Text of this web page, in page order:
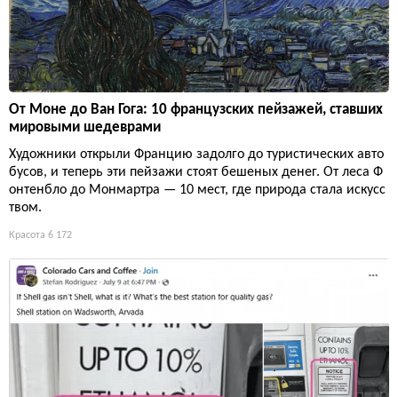
От Моне до Ван Гога: 10 французских пейзажей, ставших
мировыми шедеврами
Художники открыли Францию задолго до туристических авто
бусов, и теперь эти пейзажи стоят бешеных денег. От леса Ф
онтенбло до Монмартра — 10 мест, где природа стала искусс
твом.
Красота 6 172